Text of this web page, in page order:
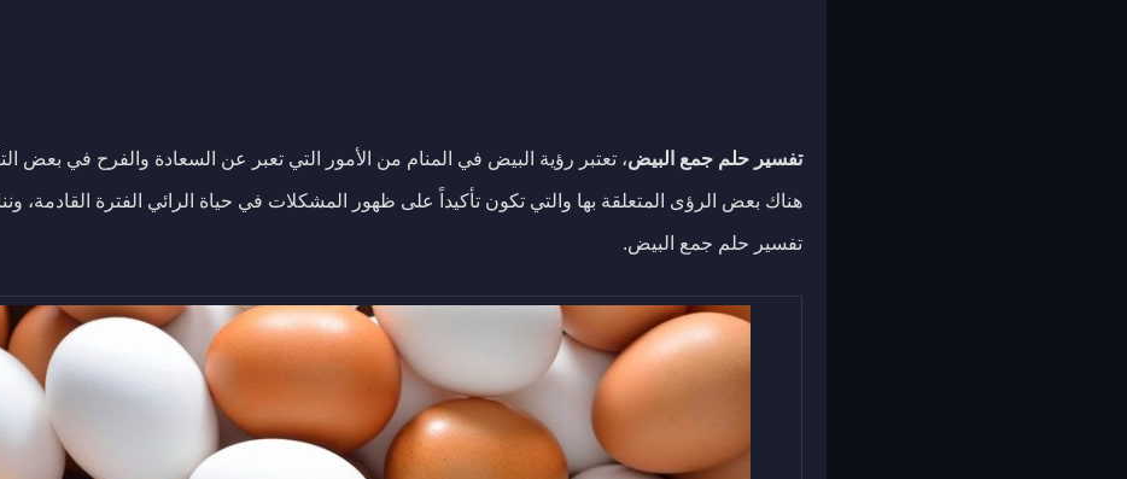
تفسير حلم جمع البيض، تعتبر رؤية البيض في المنام من الأمور التي تعبر عن السعادة والفرح في بعض
هناك بعض الرؤى المتعلقة بها والتي تكون تأكيداً على ظهور المشكلات في حياة الرائي الفترة القادمة،
تفسير حلم جمع البيض.